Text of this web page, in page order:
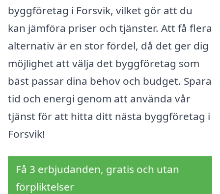
byggföretag i Forsvik, vilket gör att du
kan jämföra priser och tjänster. Att få flera
alternativ är en stor fördel, då det ger dig
möjlighet att välja det byggföretag som
bäst passar dina behov och budget. Spara
tid och energi genom att använda vår
tjänst för att hitta ditt nästa byggföretag i
Forsvik!
Få 3 erbjudanden, gratis och utan
förpliktelser